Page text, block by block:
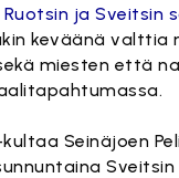
keväänä valttia
miesten että
Seinäjoen